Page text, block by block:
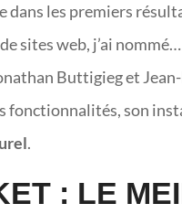
dans les premiers
sites web, j’ai
Buttigieg et
fonctionnalités, son
.
: LE